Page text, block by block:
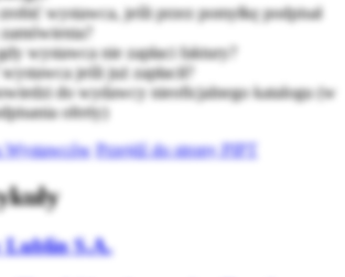
wystawca, jeśli przez pomyłkę podpisał
wystawca nie zapłaci faktury?
jeśli już zapłacił?
do wydawcy nieoficjalnego katalogu (w
oferty)
Wystawców Przejdź do strony PIPT
Lublin S.A.